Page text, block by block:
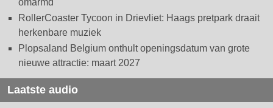
omarmd
RollerCoaster Tycoon in Drievliet: Haags pretpark draait
herkenbare muziek
Plopsaland Belgium onthult openingsdatum van grote
nieuwe attractie: maart 2027
Laatste audio